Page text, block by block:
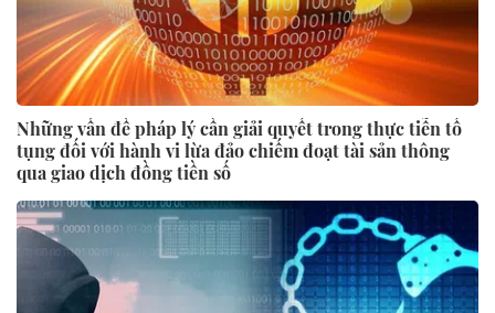
Những vấn đề pháp lý cần giải quyết trong thực tiễn tố
tụng đối với hành vi lừa đảo chiếm đoạt tài sản thông
qua giao dịch đồng tiền số